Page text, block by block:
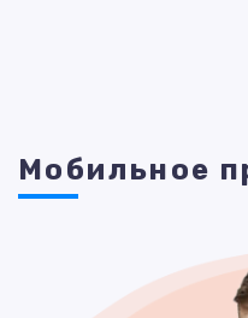
Мобильное